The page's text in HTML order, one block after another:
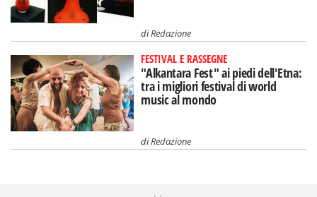
diRedazione
FESTIVAL E RASSEGNE
"Alkantara Fest" ai piedi dell'Etna:
tra i migliori festival di world
music al mondo
diRedazione